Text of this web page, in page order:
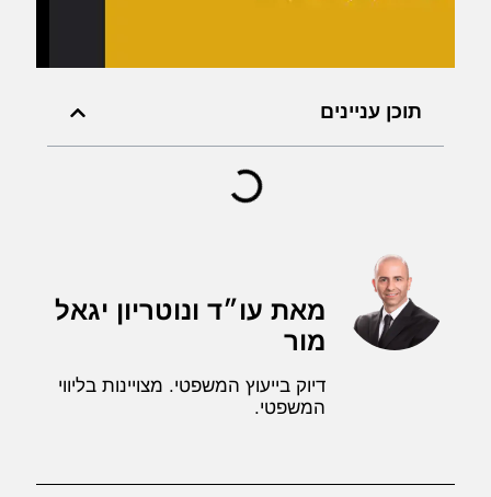
תוכן עניינים
מאת עו״ד ונוטריון יגאל
מור
דיוק בייעוץ המשפטי. מצויינות בליווי
המשפטי.